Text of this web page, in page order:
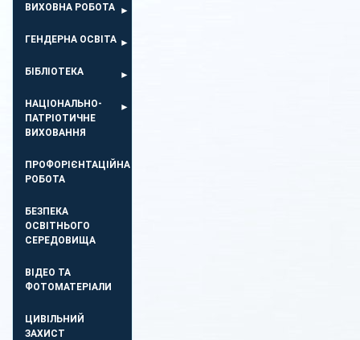
ВИХОВНА РОБОТА
ГЕНДЕРНА ОСВІТА
БІБЛІОТЕКА
НАЦІОНАЛЬНО-
ПАТРІОТИЧНЕ
ВИХОВАННЯ
ПРОФОРІЄНТАЦІЙНА
РОБОТА
БЕЗПЕКА
ОСВIТНЬОГО
СЕРЕДОВИЩА
ВІДЕО ТА
ФОТОМАТЕРІАЛИ
ЦИВІЛЬНИЙ
ЗАХИСТ